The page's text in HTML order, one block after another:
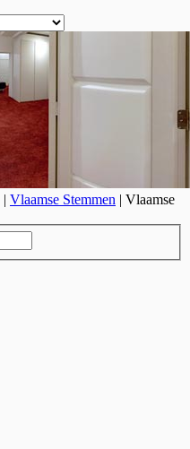
| Vlaamse Stemmen | Vlaamse